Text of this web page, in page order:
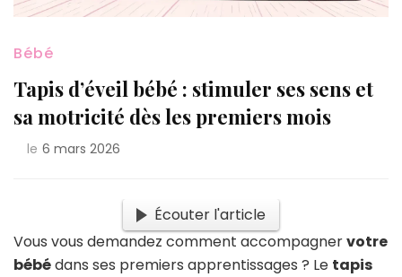
Bébé
Tapis d’éveil bébé : stimuler ses sens et
sa motricité dès les premiers mois
le 6 mars 2026
Écouter l'article
Vous vous demandez comment accompagnervotre
bébédans ses premiers apprentissages ? Le tapis